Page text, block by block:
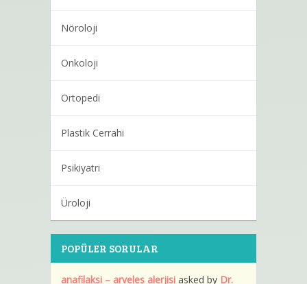
Nöroloji
Onkoloji
Ortopedi
Plastik Cerrahi
Psikiyatri
Üroloji
POPÜLER SORULAR
anafilaksi – arveles alerjisiasked by Dr.